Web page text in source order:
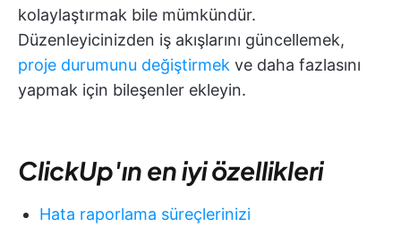
kolaylaştırmak bile mümkündür.
Düzenleyicinizden iş akışlarını güncellemek,
proje durumunu değiştirmek ve daha fazlasını
yapmak için bileşenler ekleyin.
ClickUp'ın en iyi özellikleri
Hata raporlama süreçlerinizi